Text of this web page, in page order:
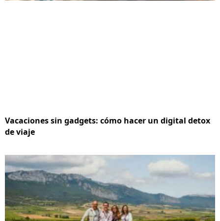
Vacaciones sin gadgets: cómo hacer un digital detox
de viaje